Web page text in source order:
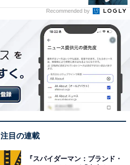
Recommended by
注目の連載
『スパイダーマン：ブランド・